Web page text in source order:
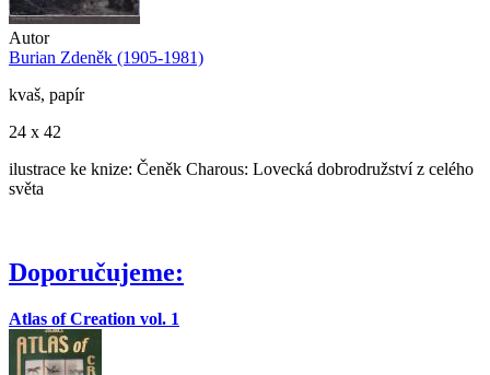
Autor
Burian Zdeněk (1905-1981)
kvaš, papír
24 x 42
ilustrace ke knize: Čeněk Charous: Lovecká dobrodružství z celého
světa
Doporučujeme:
Atlas of Creation vol. 1